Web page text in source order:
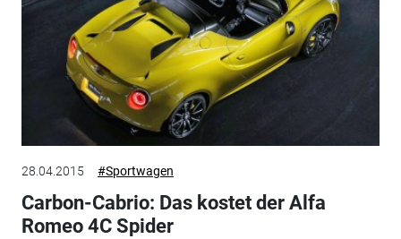
28.04.2015 #Sportwagen
Carbon-Cabrio: Das kostet der Alfa
Romeo 4C Spider